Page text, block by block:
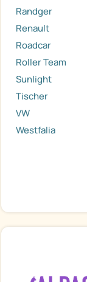
Randger
Renault
Roadcar
Roller Team
Sunlight
Tischer
VW
Westfalia